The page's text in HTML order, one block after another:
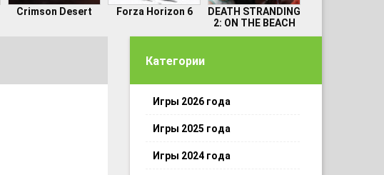
Crimson Desert Forza Horizon 6
DEATH STRANDING
2: ON THE BEACH
Категории
Игры 2026 года
Игры 2025 года
Игры 2024 года